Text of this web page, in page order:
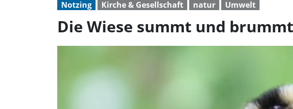
Notzing Kirche & Gesellschaft natur Umwelt
Die Wiese summt und